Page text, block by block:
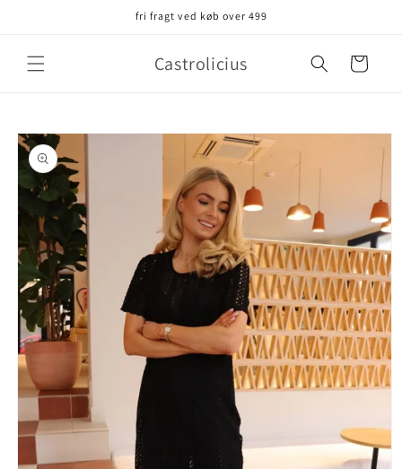
fri fragt ved køb over 499
Castrolicius Indkøbskurv
til